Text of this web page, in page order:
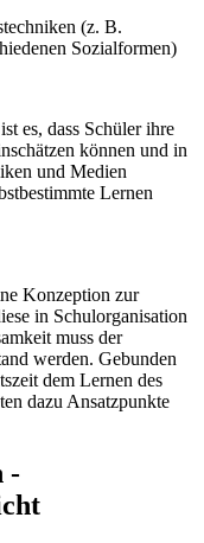
(z. B.
Sozialformen)
es, dass Schüler ihre
können und in
und Medien
Lernen
Konzeption zur
in Schulorganisation
muss der
werden. Gebunden
dem Lernen des
dazu Ansatzpunkte
-